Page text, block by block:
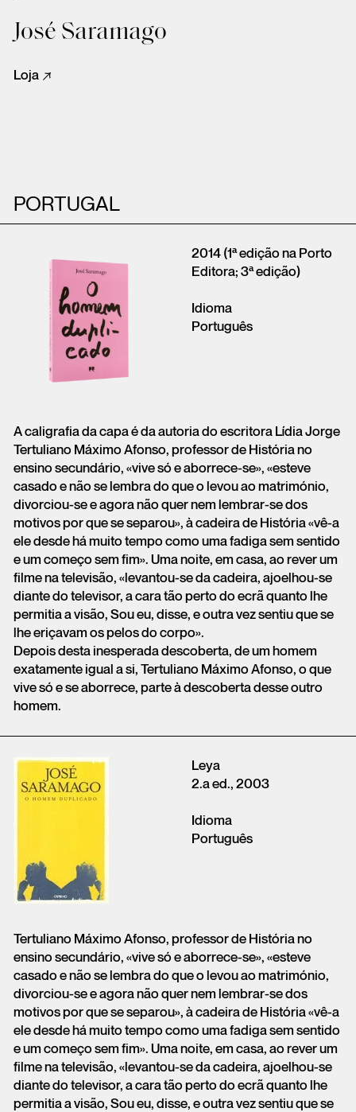
José Saramago
Loja
PORTUGAL
2014 (1ª edição na Porto
Editora; 3ª edição)
Idioma
Português
A caligrafia da capa é da autoria do escritora Lídia Jorge
Tertuliano Máximo Afonso, professor de História no
ensino secundário, «vive só e aborrece-se», «esteve
casado e não se lembra do que o levou ao matrimónio,
divorciou-se e agora não quer nem lembrar-se dos
motivos por que se separou», à cadeira de História «vê-a
ele desde há muito tempo como uma fadiga sem sentido
e um começo sem fim». Uma noite, em casa, ao rever um
filme na televisão, «levantou-se da cadeira, ajoelhou-se
diante do televisor, a cara tão perto do ecrã quanto lhe
permitia a visão, Sou eu, disse, e outra vez sentiu que se
lhe eriçavam os pelos do corpo».
Depois desta inesperada descoberta, de um homem
exatamente igual a si, Tertuliano Máximo Afonso, o que
vive só e se aborrece, parte à descoberta desse outro
homem.
Leya
2.a ed., 2003
Idioma
Português
Tertuliano Máximo Afonso, professor de História no
ensino secundário, «vive só e aborrece-se», «esteve
casado e não se lembra do que o levou ao matrimónio,
divorciou-se e agora não quer nem lembrar-se dos
motivos por que se separou», à cadeira de História «vê-a
ele desde há muito tempo como uma fadiga sem sentido
e um começo sem fim». Uma noite, em casa, ao rever um
filme na televisão, «levantou-se da cadeira, ajoelhou-se
diante do televisor, a cara tão perto do ecrã quanto lhe
permitia a visão, Sou eu, disse, e outra vez sentiu que se